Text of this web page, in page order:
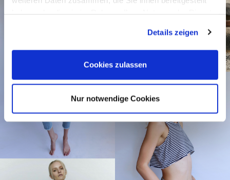
Details zeigen
Cookies zulassen
Nur notwendige Cookies